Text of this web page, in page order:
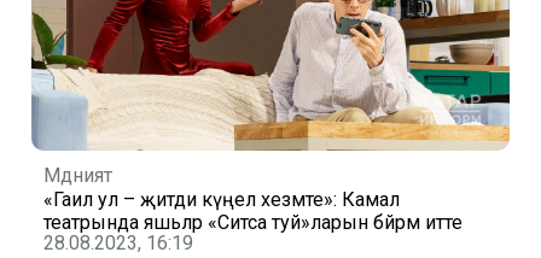
Мәдәният
«Гаилә ул – җитди күңел хезмәте»: Камал
театрында яшьләр «Ситса туй»ларын бәйрәм итте
28.08.2023, 16:19